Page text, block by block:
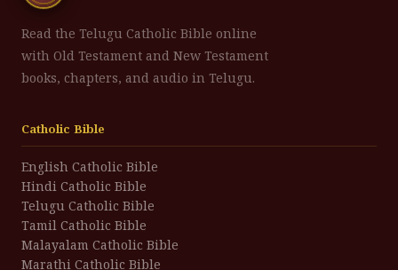
Read the Telugu Catholic Bible online
with Old Testament and New Testament
books, chapters, and audio in Telugu.
Catholic Bible
English Catholic Bible
Hindi Catholic Bible
Telugu Catholic Bible
Tamil Catholic Bible
Malayalam Catholic Bible